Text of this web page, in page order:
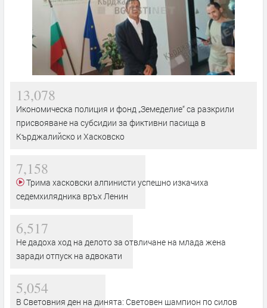
13,078
Икономическа полиция и фонд „Земеделие“ са разкрили
присвояване на субсидии за фиктивни пасища в
Кърджалийско и Хасковско
7,158
седемхилядника връх Ленин
6,517
Не дадоха ход на делото за отвличане на млада жена
заради отпуск на адвокати
5,054
В Световния ден на динята: Световен шампион по силов